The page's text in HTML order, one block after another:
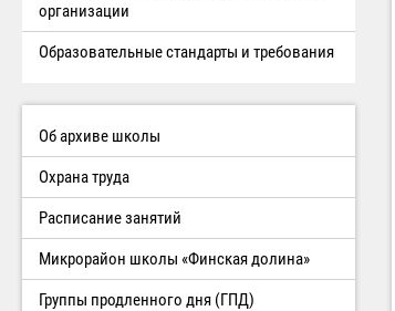
организации
Образовательные стандарты и требования
Об архиве школы
Охрана труда
Расписание занятий
Микрорайон школы «Финская долина»
Группы продленного дня (ГПД)